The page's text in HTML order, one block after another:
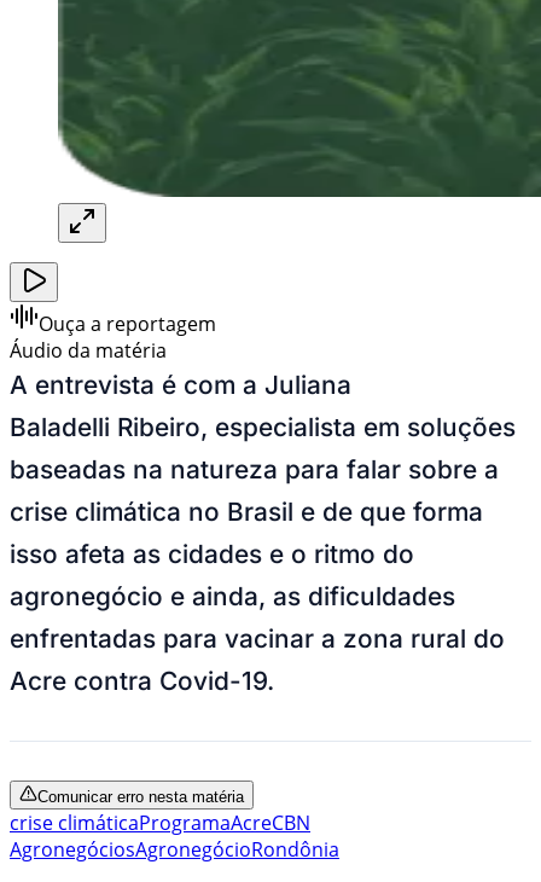
Ouça a reportagem
Áudio da matéria
A entrevista é com a Juliana
Baladelli Ribeiro, especialista em soluções
baseadas na natureza para falar sobre a
crise climática no Brasil e de que forma
isso afeta as cidades e o ritmo do
agronegócio e ainda, as dificuldades
enfrentadas para vacinar a zona rural do
Acre contra Covid-19.
Comunicar erro nesta matéria
crise climáticaProgramaAcreCBN
AgronegóciosAgronegócioRondônia